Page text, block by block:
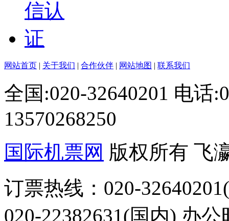
网站首页 | 关于我们 | 合作伙伴 | 网站地图 | 联系我们
全国:020-32640201 电话
13570268250
国际机票网 版权所有 飞
订票热线：020-
020-22382631(国内) 办